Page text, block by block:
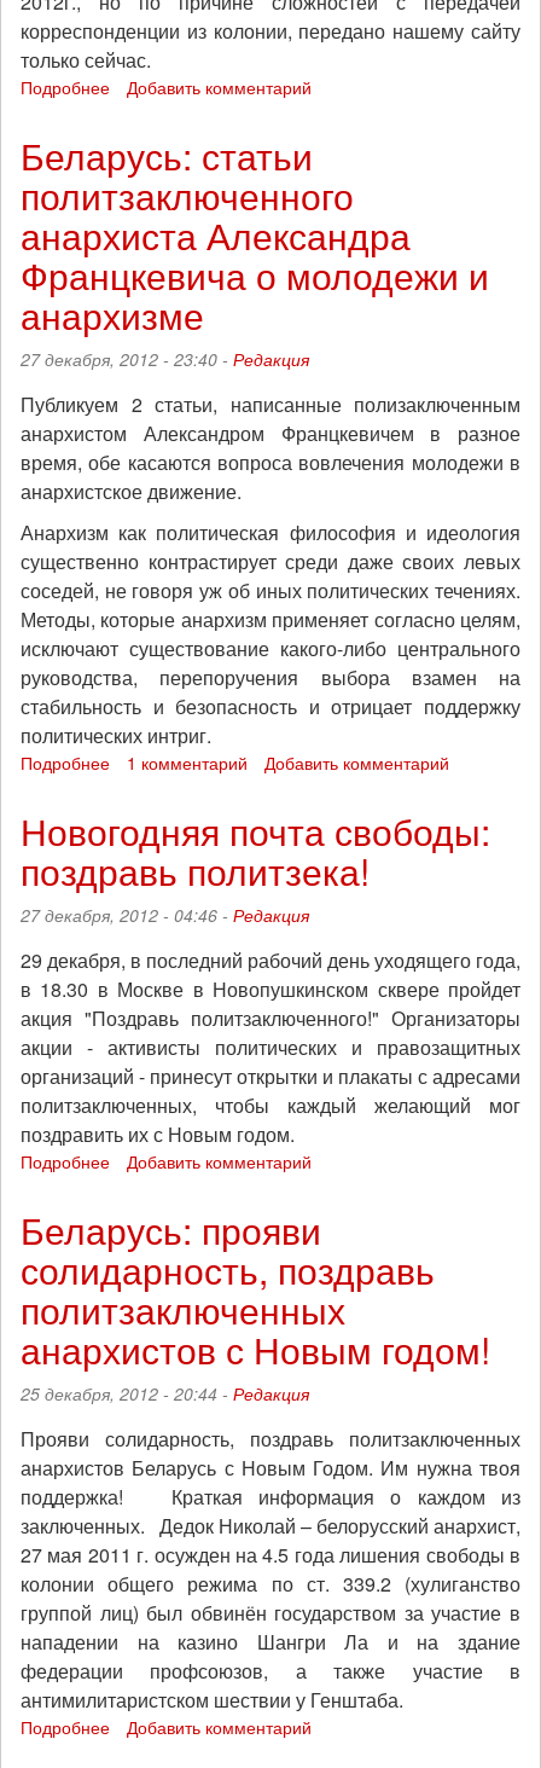
корреспонденции из колонии, передано нашему сайту
только сейчас.
Подробнее
политзаключенного
анархиста
Александра
Францкевича
Добавить комментарий
Беларусь: статьи
политзаключенного
анархиста Александра
Францкевича о молодежи и
анархизме
27 декабря, 2012 - 23:40 - Редакция
Публикуем 2 статьи, написанные полизаключенным
анархистом Александром Францкевичем в разное
время, обе касаются вопроса вовлечения молодежи в
анархистское движение.
Анархизм как политическая философия и идеология
существенно контрастирует среди даже своих левых
соседей, не говоря уж об иных политических течениях.
Методы, которые анархизм применяет согласно целям,
исключают существование какого-либо центрального
руководства, перепоручения выбора взамен на
стабильность и безопасность и отрицает поддержку
политических интриг.
Подробнее
политзаключенного
анархиста
Александра
Францкевича
о
молодежи
и
анархизме
1 комментарий Добавить комментарий
Новогодняя почта свободы:
поздравь политзека!
27 декабря, 2012 - 04:46 - Редакция
29 декабря, в последний рабочий день уходящего года,
в 18.30 в Москве в Новопушкинском сквере пройдет
акция "Поздравь политзаключенного!" Организаторы
акции - активисты политических и правозащитных
организаций - принесут открытки и плакаты с адресами
политзаключенных, чтобы каждый желающий мог
поздравить их с Новым годом.
Подробнее
свободы:
поздравь
политзека!
Добавить комментарий
Беларусь: прояви
солидарность, поздравь
политзаключенных
анархистов с Новым годом!
25 декабря, 2012 - 20:44 - Редакция
Прояви солидарность, поздравь политзаключенных
анархистов Беларусь с Новым Годом. Им нужна твоя
поддержка! Краткая информация о каждом из
заключенных. Дедок Николай – белорусский анархист,
27 мая 2011 г. осужден на 4.5 года лишения свободы в
колонии общего режима по ст. 339.2 (хулиганство
группой лиц) был обвинён государством за участие в
нападении на казино Шангри Ла и на здание
федерации профсоюзов, а также участие в
антимилитаристском шествии у Генштаба.
Подробнее Добавить комментарий